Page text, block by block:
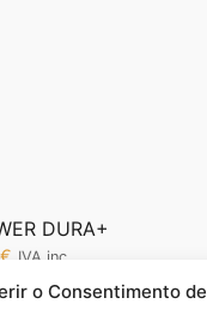
o Consentimento de
DURA+
€ IVA inc.